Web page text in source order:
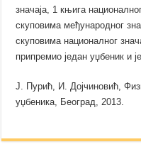
значаја, 1 књига
скуповима међународног
скуповима националног
припремио један уџбеник и
Ј. Пурић, И. Дојчиновић,
уџбеника, Београд, 2013.